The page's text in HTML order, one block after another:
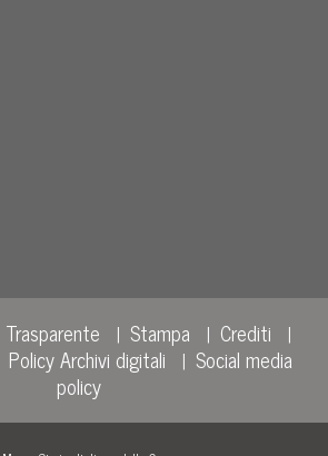
Stampa
Crediti
Policy Archivi digitali
Social media
policy